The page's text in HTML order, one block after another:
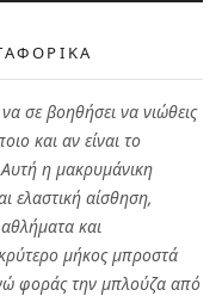
σε βοηθήσει να νιώθεις
και αν είναι το
η μακρυμάνικη
ελαστική αίσθηση,
και
μήκος μπροστά
φοράς την μπλούζα από